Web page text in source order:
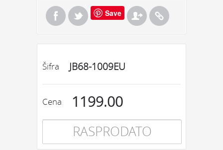
Save
Šifra JB68-1009EU
Cena 1199.00
RASPRODATO